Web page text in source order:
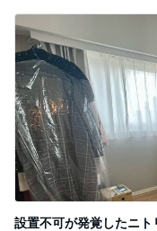
設置不可が発覚したニト